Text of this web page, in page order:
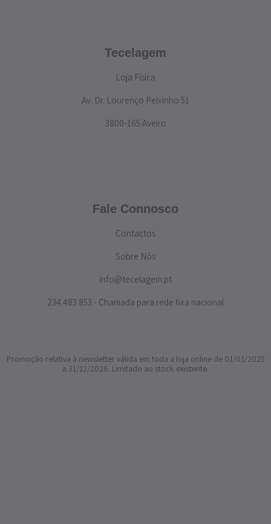
Tecelagem
Loja Física
Av. Dr. Lourenço Peixinho 51
3800-165 Aveiro
Fale Connosco
Contactos
Sobre Nós
info@tecelagem.pt
234 483 853 - Chamada para rede fixa nacional
Promoção relativa à newsletter válida em toda a loja online de 01/01/2025
a 31/12/2026. Limitado ao stock existente.